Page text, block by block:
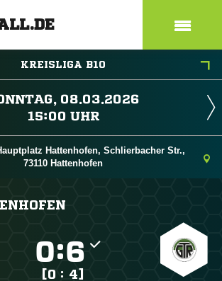
KREISLIGA B10

 
Hattenhofen, Schlierbacher Str.,
73110 Hattenhofen
:
[0 : 4]